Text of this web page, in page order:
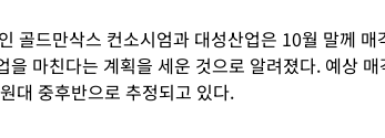
골드만삭스 컨소시엄과 대성산업은 10월 말께 매
을 마친다는 계획을 세운 것으로 알려졌다. 예상
대 중후반으로 추정되고 있다.